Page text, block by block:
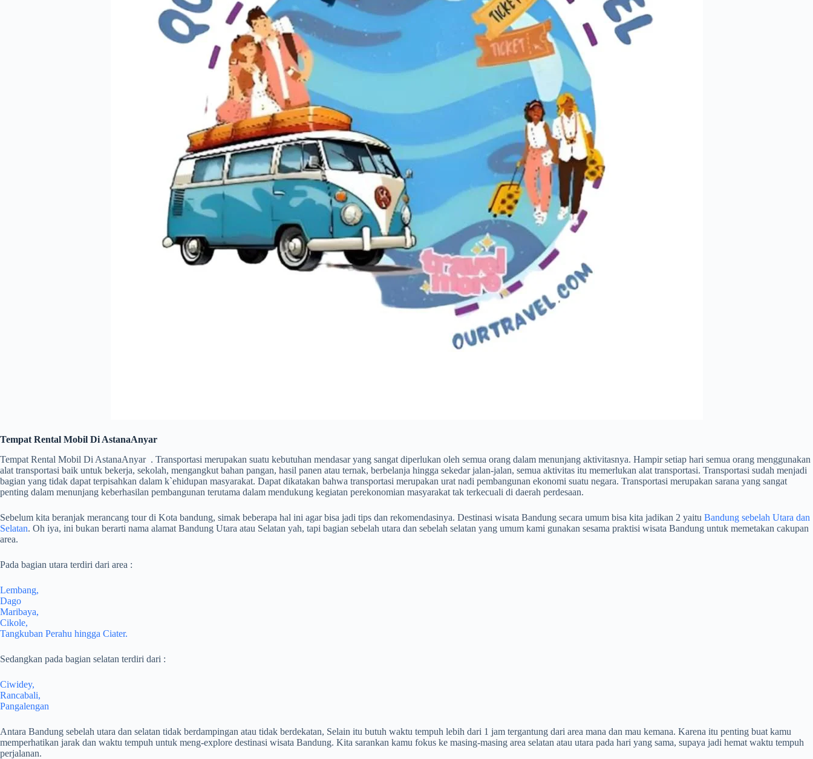
Tempat Rental Mobil Di AstanaAnyar
Tempat Rental Mobil Di AstanaAnyar . Transportasi merupakan suatu kebutuhan mendasar yang sangat diperlukan oleh semua orang dalam menunjang aktivitasnya. Hampir setiap hari semua orang menggunakan
alat transportasi baik untuk bekerja, sekolah, mengangkut bahan pangan, hasil panen atau ternak, berbelanja hingga sekedar jalan-jalan, semua aktivitas itu memerlukan alat transportasi. Transportasi sudah menjadi
bagian yang tidak dapat terpisahkan dalam k`ehidupan masyarakat. Dapat dikatakan bahwa transportasi merupakan urat nadi pembangunan ekonomi suatu negara. Transportasi merupakan sarana yang sangat
penting dalam menunjang keberhasilan pembangunan terutama dalam mendukung kegiatan perekonomian masyarakat tak terkecuali di daerah perdesaan.
Sebelum kita beranjak merancang tour di Kota bandung, simak beberapa hal ini agar bisa jadi tips dan rekomendasinya. Destinasi wisata Bandung secara umum bisa kita jadikan 2 yaitu Bandung sebelah Utara dan
Selatan. Oh iya, ini bukan berarti nama alamat Bandung Utara atau Selatan yah, tapi bagian sebelah utara dan sebelah selatan yang umum kami gunakan sesama praktisi wisata Bandung untuk memetakan cakupan
area.
Pada bagian utara terdiri dari area :
Lembang,
Dago
Maribaya,
Cikole,
Tangkuban Perahu hingga Ciater.
Sedangkan pada bagian selatan terdiri dari :
Ciwidey,
Rancabali,
Pangalengan
Antara Bandung sebelah utara dan selatan tidak berdampingan atau tidak berdekatan, Selain itu butuh waktu tempuh lebih dari 1 jam tergantung dari area mana dan mau kemana. Karena itu penting buat kamu
memperhatikan jarak dan waktu tempuh untuk meng-explore destinasi wisata Bandung. Kita sarankan kamu fokus ke masing-masing area selatan atau utara pada hari yang sama, supaya jadi hemat waktu tempuh
perjalanan.